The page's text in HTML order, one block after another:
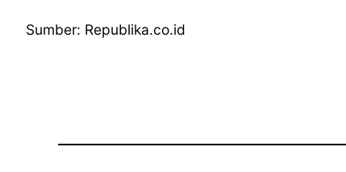
Sumber: Republika.co.id